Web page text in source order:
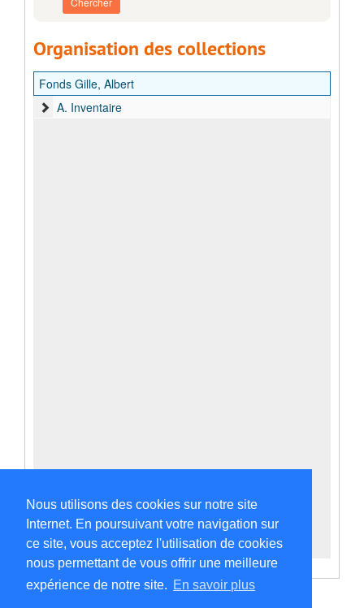
Nous utilisons des cookies sur notre site
Internet. En poursuivant votre navigation sur
ce site, vous acceptez l'utilisation de cookies
nous permettant de vous offrir une meilleure
expérience de notre site. En savoir plus
Organisation des collections
Fonds Gille, Albert
A. Inventaire